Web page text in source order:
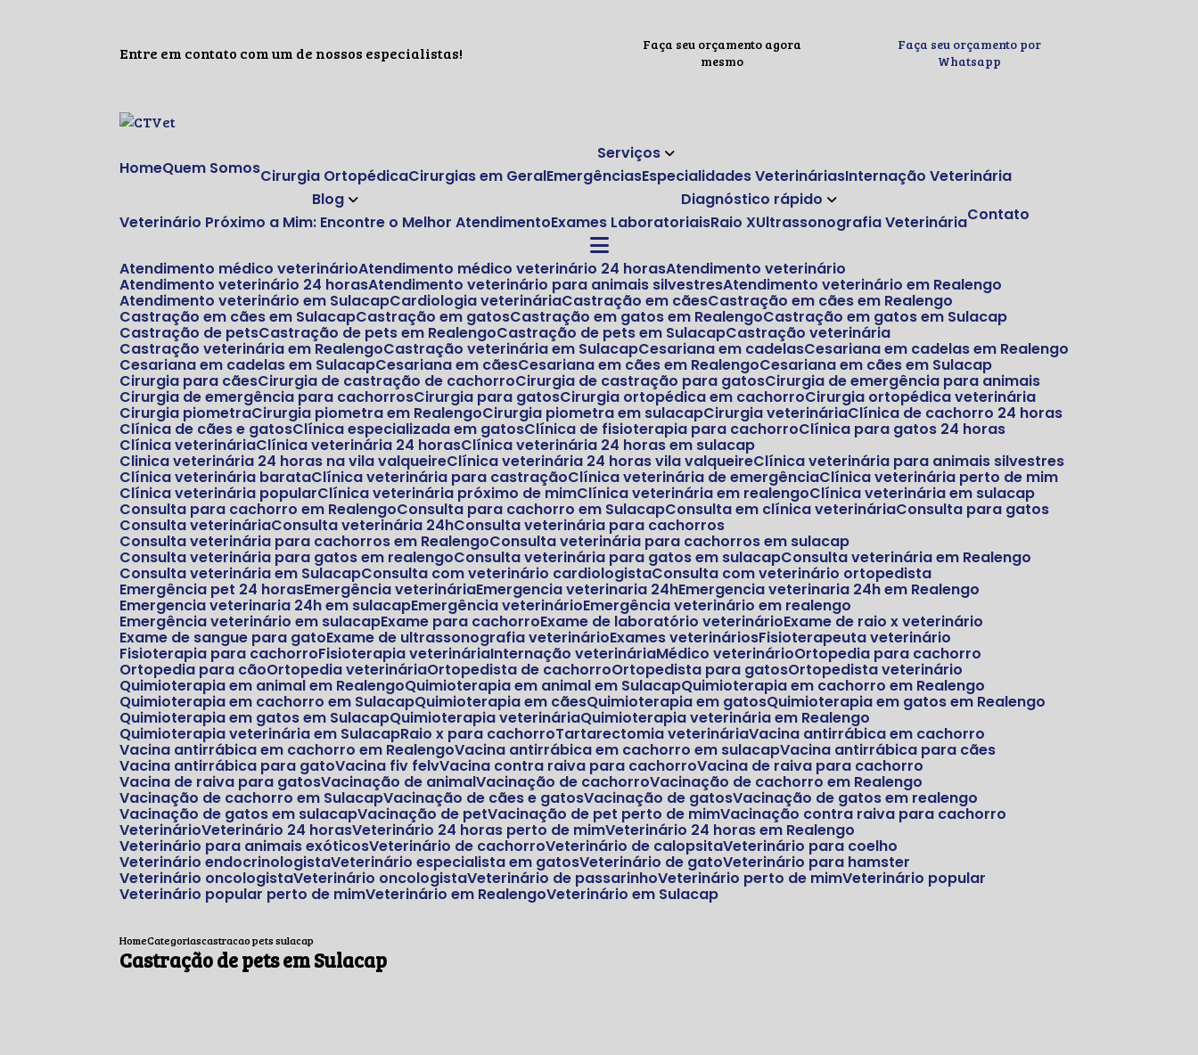
Entre em contato com um de nossos especialistas!
Faça seu orçamento agora
mesmo
Faça seu orçamento por
Whatsapp
Home Quem Somos
Serviços
Cirurgia Ortopédica
Cirurgias em Geral Emergências Especialidades Veterinárias Internação Veterinária
Blog
Veterinário Próximo a Mim: Encontre o Melhor Atendimento
Diagnóstico rápido
Exames Laboratoriais Raio X Ultrassonografia Veterinária Contato
Atendimento médico veterinário Atendimento médico veterinário 24 horas Atendimento veterinário
Atendimento veterinário 24 horas Atendimento veterinário para animais silvestres Atendimento veterinário em Realengo
Atendimento veterinário em Sulacap Cardiologia veterinária Castração em cães Castração em cães em Realengo
Castração em cães em Sulacap Castração em gatos Castração em gatos em Realengo Castração em gatos em Sulacap
Castração de pets Castração de pets em Realengo Castração de pets em Sulacap Castração veterinária
Castração veterinária em Realengo Castração veterinária em Sulacap Cesariana em cadelas Cesariana em cadelas em Realengo
Cesariana em cadelas em Sulacap Cesariana em cães Cesariana em cães em Realengo Cesariana em cães em Sulacap
Cirurgia para cães Cirurgia de castração de cachorro Cirurgia de castração para gatos Cirurgia de emergência para animais
Cirurgia de emergência para cachorros Cirurgia para gatos Cirurgia ortopédica em cachorro Cirurgia ortopédica veterinária
Cirurgia piometra Cirurgia piometra em Realengo Cirurgia piometra em sulacap Cirurgia veterinária Clínica de cachorro 24 horas
Clínica de cães e gatos Clínica especializada em gatos Clínica de fisioterapia para cachorro Clínica para gatos 24 horas
Clínica veterinária Clínica veterinária 24 horas Clínica veterinária 24 horas em sulacap
Clinica veterinária 24 horas na vila valqueire Clínica veterinária 24 horas vila valqueire Clínica veterinária para animais silvestres
Clínica veterinária barata Clínica veterinária para castração Clínica veterinária de emergência Clínica veterinária perto de mim
Clínica veterinária popular Clínica veterinária próximo de mim Clínica veterinária em realengo Clínica veterinária em sulacap
Consulta para cachorro em Realengo Consulta para cachorro em Sulacap Consulta em clínica veterinária Consulta para gatos
Consulta veterinária Consulta veterinária 24h Consulta veterinária para cachorros
Consulta veterinária para cachorros em Realengo Consulta veterinária para cachorros em sulacap
Consulta veterinária para gatos em realengo Consulta veterinária para gatos em sulacap Consulta veterinária em Realengo
Consulta veterinária em Sulacap Consulta com veterinário cardiologista Consulta com veterinário ortopedista
Emergência pet 24 horas Emergência veterinária Emergencia veterinaria 24h Emergencia veterinaria 24h em Realengo
Emergencia veterinaria 24h em sulacap Emergência veterinário Emergência veterinário em realengo
Emergência veterinário em sulacap Exame para cachorro Exame de laboratório veterinário Exame de raio x veterinário
Exame de sangue para gato Exame de ultrassonografia veterinário Exames veterinários Fisioterapeuta veterinário
Fisioterapia para cachorro Fisioterapia veterinária Internação veterinária Médico veterinário Ortopedia para cachorro
Ortopedia para cão Ortopedia veterinária Ortopedista de cachorro Ortopedista para gatos Ortopedista veterinário
Quimioterapia em animal em Realengo Quimioterapia em animal em Sulacap Quimioterapia em cachorro em Realengo
Quimioterapia em cachorro em Sulacap Quimioterapia em cães Quimioterapia em gatos Quimioterapia em gatos em Realengo
Quimioterapia em gatos em Sulacap Quimioterapia veterinária Quimioterapia veterinária em Realengo
Quimioterapia veterinária em Sulacap Raio x para cachorro Tartarectomia veterinária Vacina antirrábica em cachorro
Vacina antirrábica em cachorro em Realengo Vacina antirrábica em cachorro em sulacap Vacina antirrábica para cães
Vacina antirrábica para gato Vacina fiv felv Vacina contra raiva para cachorro Vacina de raiva para cachorro
Vacina de raiva para gatos Vacinação de animal Vacinação de cachorro Vacinação de cachorro em Realengo
Vacinação de cachorro em Sulacap Vacinação de cães e gatos Vacinação de gatos Vacinação de gatos em realengo
Vacinação de gatos em sulacap Vacinação de pet Vacinação de pet perto de mim Vacinação contra raiva para cachorro
Veterinário Veterinário 24 horas Veterinário 24 horas perto de mim Veterinário 24 horas em Realengo
Veterinário para animais exóticos Veterinário de cachorro Veterinário de calopsita Veterinário para coelho
Veterinário endocrinologista Veterinário especialista em gatos Veterinário de gato Veterinário para hamster
Veterinário oncologista Veterinário oncologista Veterinário de passarinho Veterinário perto de mim Veterinário popular
Veterinário popular perto de mim Veterinário em Realengo Veterinário em Sulacap
HomeCategoriascastracao pets sulacap
Castração de pets em Sulacap